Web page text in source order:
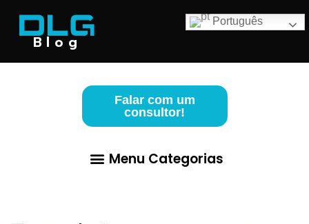
Blog
Português
Falar com um
consultor!
Menu Categorias